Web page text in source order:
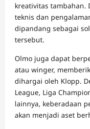
kreativitas tambahan.
teknis dan
dipandang sebagai
tersebut.
Olmo juga dapat
atau winger,
dihargai oleh Klopp.
League, Liga
lainnya, keberadaan
akan menjadi aset